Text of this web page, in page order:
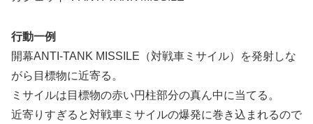
行動一例
開幕ANTI-TANK MISSILE（対戦車ミサイル）を発射しな
がら目標物に近寄る。
ミサイルは目標物の赤い円柱部分の真ん中に当てる。
近寄りすぎると対戦車ミサイルの爆発に巻き込まれるので